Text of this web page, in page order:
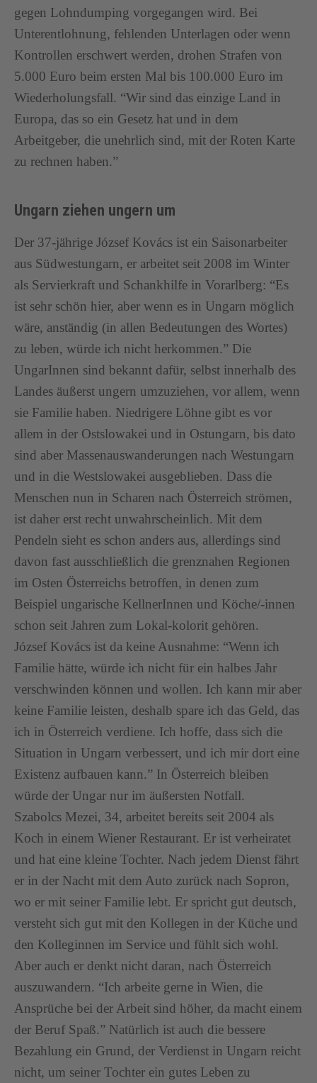
gegen Lohndumping vorgegangen wird. Bei
Unterentlohnung, fehlenden Unterlagen oder wenn
Kontrollen erschwert werden, drohen Strafen von
5.000 Euro beim ersten Mal bis 100.000 Euro im
Wiederholungsfall. “Wir sind das einzige Land in
Europa, das so ein Gesetz hat und in dem
Arbeitgeber, die unehrlich sind, mit der Roten Karte
zu rechnen haben.”
Ungarn ziehen ungern um
Der 37-jährige József Kovács ist ein Saisonarbeiter
aus Südwestungarn, er arbeitet seit 2008 im Winter
als Servierkraft und Schankhilfe in Vorarlberg: “Es
ist sehr schön hier, aber wenn es in Ungarn möglich
wäre, anständig (in allen Bedeutungen des Wortes)
zu leben, würde ich nicht herkommen.” Die
UngarInnen sind bekannt dafür, selbst innerhalb des
Landes äußerst ungern umzuziehen, vor allem, wenn
sie Familie haben. Niedrigere Löhne gibt es vor
allem in der Ostslowakei und in Ostungarn, bis dato
sind aber Massenauswanderungen nach Westungarn
und in die Westslowakei ausgeblieben. Dass die
Menschen nun in Scharen nach Österreich strömen,
ist daher erst recht unwahrscheinlich. Mit dem
Pendeln sieht es schon anders aus, allerdings sind
davon fast ausschließlich die grenznahen Regionen
im Osten Österreichs betroffen, in denen zum
Beispiel ungarische KellnerInnen und Köche/-innen
schon seit Jahren zum Lokal-kolorit gehören.
József Kovács ist da keine Ausnahme: “Wenn ich
Familie hätte, würde ich nicht für ein halbes Jahr
verschwinden können und wollen. Ich kann mir aber
keine Familie leisten, deshalb spare ich das Geld, das
ich in Österreich verdiene. Ich hoffe, dass sich die
Situation in Ungarn verbessert, und ich mir dort eine
Existenz aufbauen kann.” In Österreich bleiben
würde der Ungar nur im äußersten Notfall.
Szabolcs Mezei, 34, arbeitet bereits seit 2004 als
Koch in einem Wiener Restaurant. Er ist verheiratet
und hat eine kleine Tochter. Nach jedem Dienst fährt
er in der Nacht mit dem Auto zurück nach Sopron,
wo er mit seiner Familie lebt. Er spricht gut deutsch,
versteht sich gut mit den Kollegen in der Küche und
den Kolleginnen im Service und fühlt sich wohl.
Aber auch er denkt nicht daran, nach Österreich
auszuwandern. “Ich arbeite gerne in Wien, die
Ansprüche bei der Arbeit sind höher, da macht einem
der Beruf Spaß.” Natürlich ist auch die bessere
Bezahlung ein Grund, der Verdienst in Ungarn reicht
nicht, um seiner Tochter ein gutes Leben zu